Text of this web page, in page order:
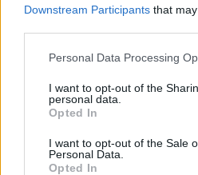
Downstream Participants that
Personal Data Processing
I want to opt-out of the
personal data.
Opted In
I want to opt-out of the Sale
Personal Data.
Opted In
Így csökkenti a kormány
óvodapedagógusok terheit